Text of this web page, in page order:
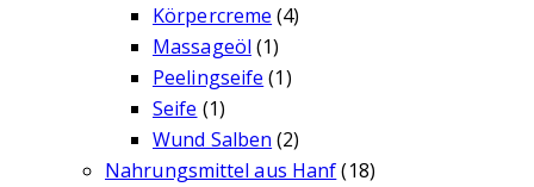
Körpercreme (4)
Massageöl (1)
Peelingseife (1)
Seife (1)
Wund Salben (2)
Nahrungsmittel aus Hanf (18)